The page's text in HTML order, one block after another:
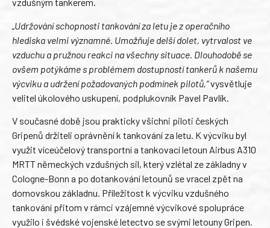
„Udržování schopnosti tankování za letu je z operačního
hlediska velmi významné. Umožňuje delší dolet, vytrvalost ve
vzduchu a pružnou reakci na všechny situace. Dlouhodobě se
ovšem potýkáme s problémem dostupností tankerů k našemu
výcviku a udržení požadovaných podmínek pilotů,“vysvětluje
velitel úkolového uskupení, podplukovník Pavel Pavlík.
V současné době jsou prakticky všichni piloti českých
Gripenů držiteli oprávnění k tankování za letu. K výcviku byl
využit víceúčelový transportní a tankovací letoun Airbus A310
MRTT německých vzdušných sil, který vzlétal ze základny v
Cologne-Bonn a po dotankování letounů se vracel zpět na
domovskou základnu. Příležitost k výcviku vzdušného
tankování přitom v rámci vzájemné výcvikové spolupráce
využilo i švédské vojenské letectvo se svými letouny Gripen.